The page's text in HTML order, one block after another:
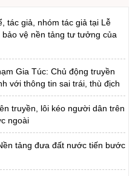
tác giả, nhóm tác giả tại Lễ
vệ nền tảng tư tưởng của
Gia Túc: Chủ động truyền
với thông tin sai trái, thù địch
truyền, lôi kéo người dân trên
ngoài
tảng đưa đất nước tiến bước